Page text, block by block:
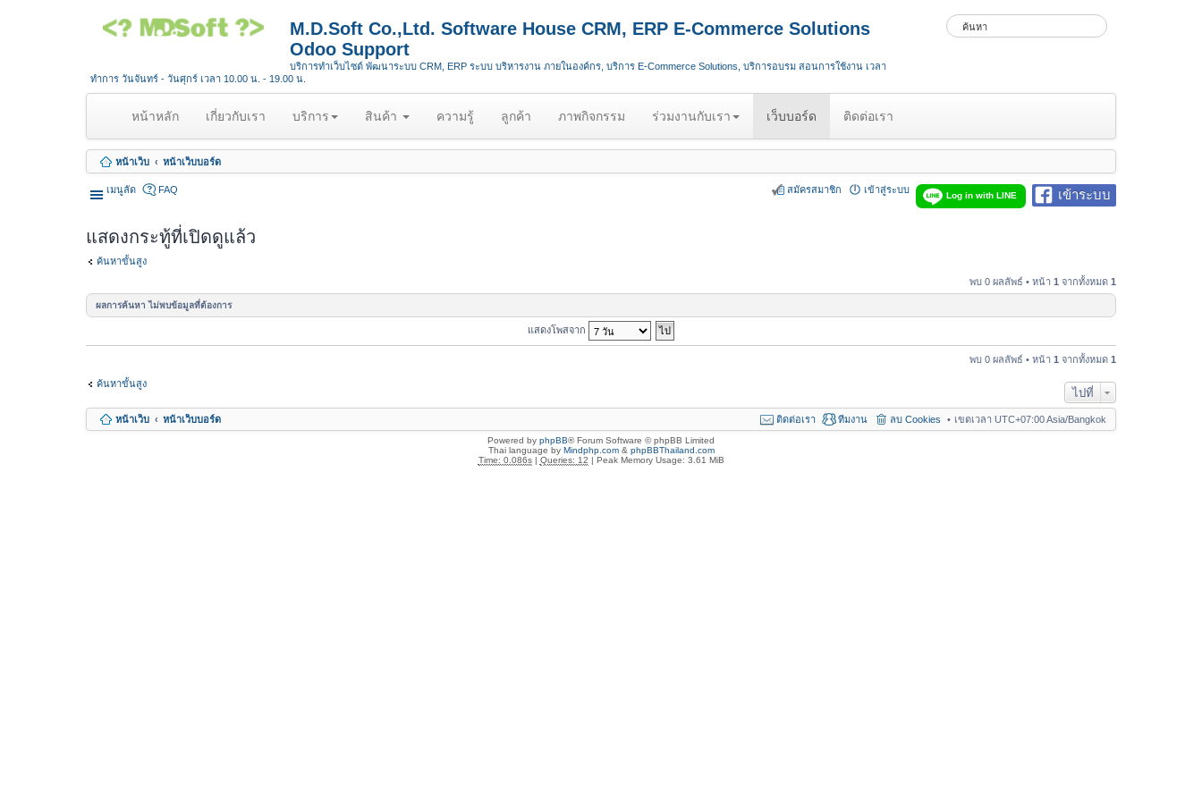
M.D.Soft Co.,Ltd. Software House CRM, ERP E-Commerce Solutions
Odoo Support
บริการทำเว็บไซต์ พัฒนาระบบ CRM, ERP ระบบ บริหารงาน ภายในองค์กร, บริการ E-Commerce Solutions, บริการอบรม สอนการใช้งาน เวลา
ทำการ วันจันทร์ - วันศุกร์ เวลา 10.00 น. - 19.00 น.
หน้าหลัก(
u
r
n
t
เกี่ยวกับเรา บริการ สินค้า ความรู้ ลูกค้า ภาพกิจกรรม ร่วมงานกับเรา เว็บบอร์ด ติดต่อเรา
หน้าเว็บ หน้าเว็บบอร์ด
เมนูลัด เข้าระบบ
Log in with LINE
FAQ เข้าสู่ระบบ
สมัครสมาชิก
แสดงกระทู้ที่เปิดดูแล้ว
ค้นหาขั้นสูง
พบ 0 ผลลัพธ์ • หน้า 1 จากทั้งหมด 1
ผลการค้นหา ไม่พบข้อมูลที่ต้องการ
แสดงโพสจาก
พบ 0 ผลลัพธ์ • หน้า 1 จากทั้งหมด 1
ค้นหาขั้นสูง
ไปที่
หน้าเว็บ หน้าเว็บบอร์ด เขตเวลา UTC+07:00 Asia/Bangkok
ลบ Cookies
ทีมงาน
ติดต่อเรา
Powered by phpBB® Forum Software © phpBB Limited
Thai language by Mindphp.com& phpBBThailand.com
Time: 0.086s| Queries: 12 | Peak Memory Usage: 3.61 MiB